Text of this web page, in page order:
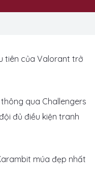
tiên của Valorant trở
qua Challengers
đủ điều kiện tranh